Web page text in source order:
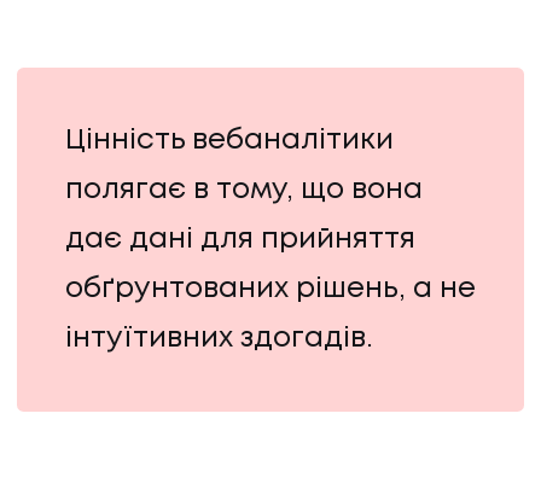
Цінність вебаналітики
полягає в тому, що вона
дає дані для прийняття
обґрунтованих рішень, а не
інтуїтивних здогадів.